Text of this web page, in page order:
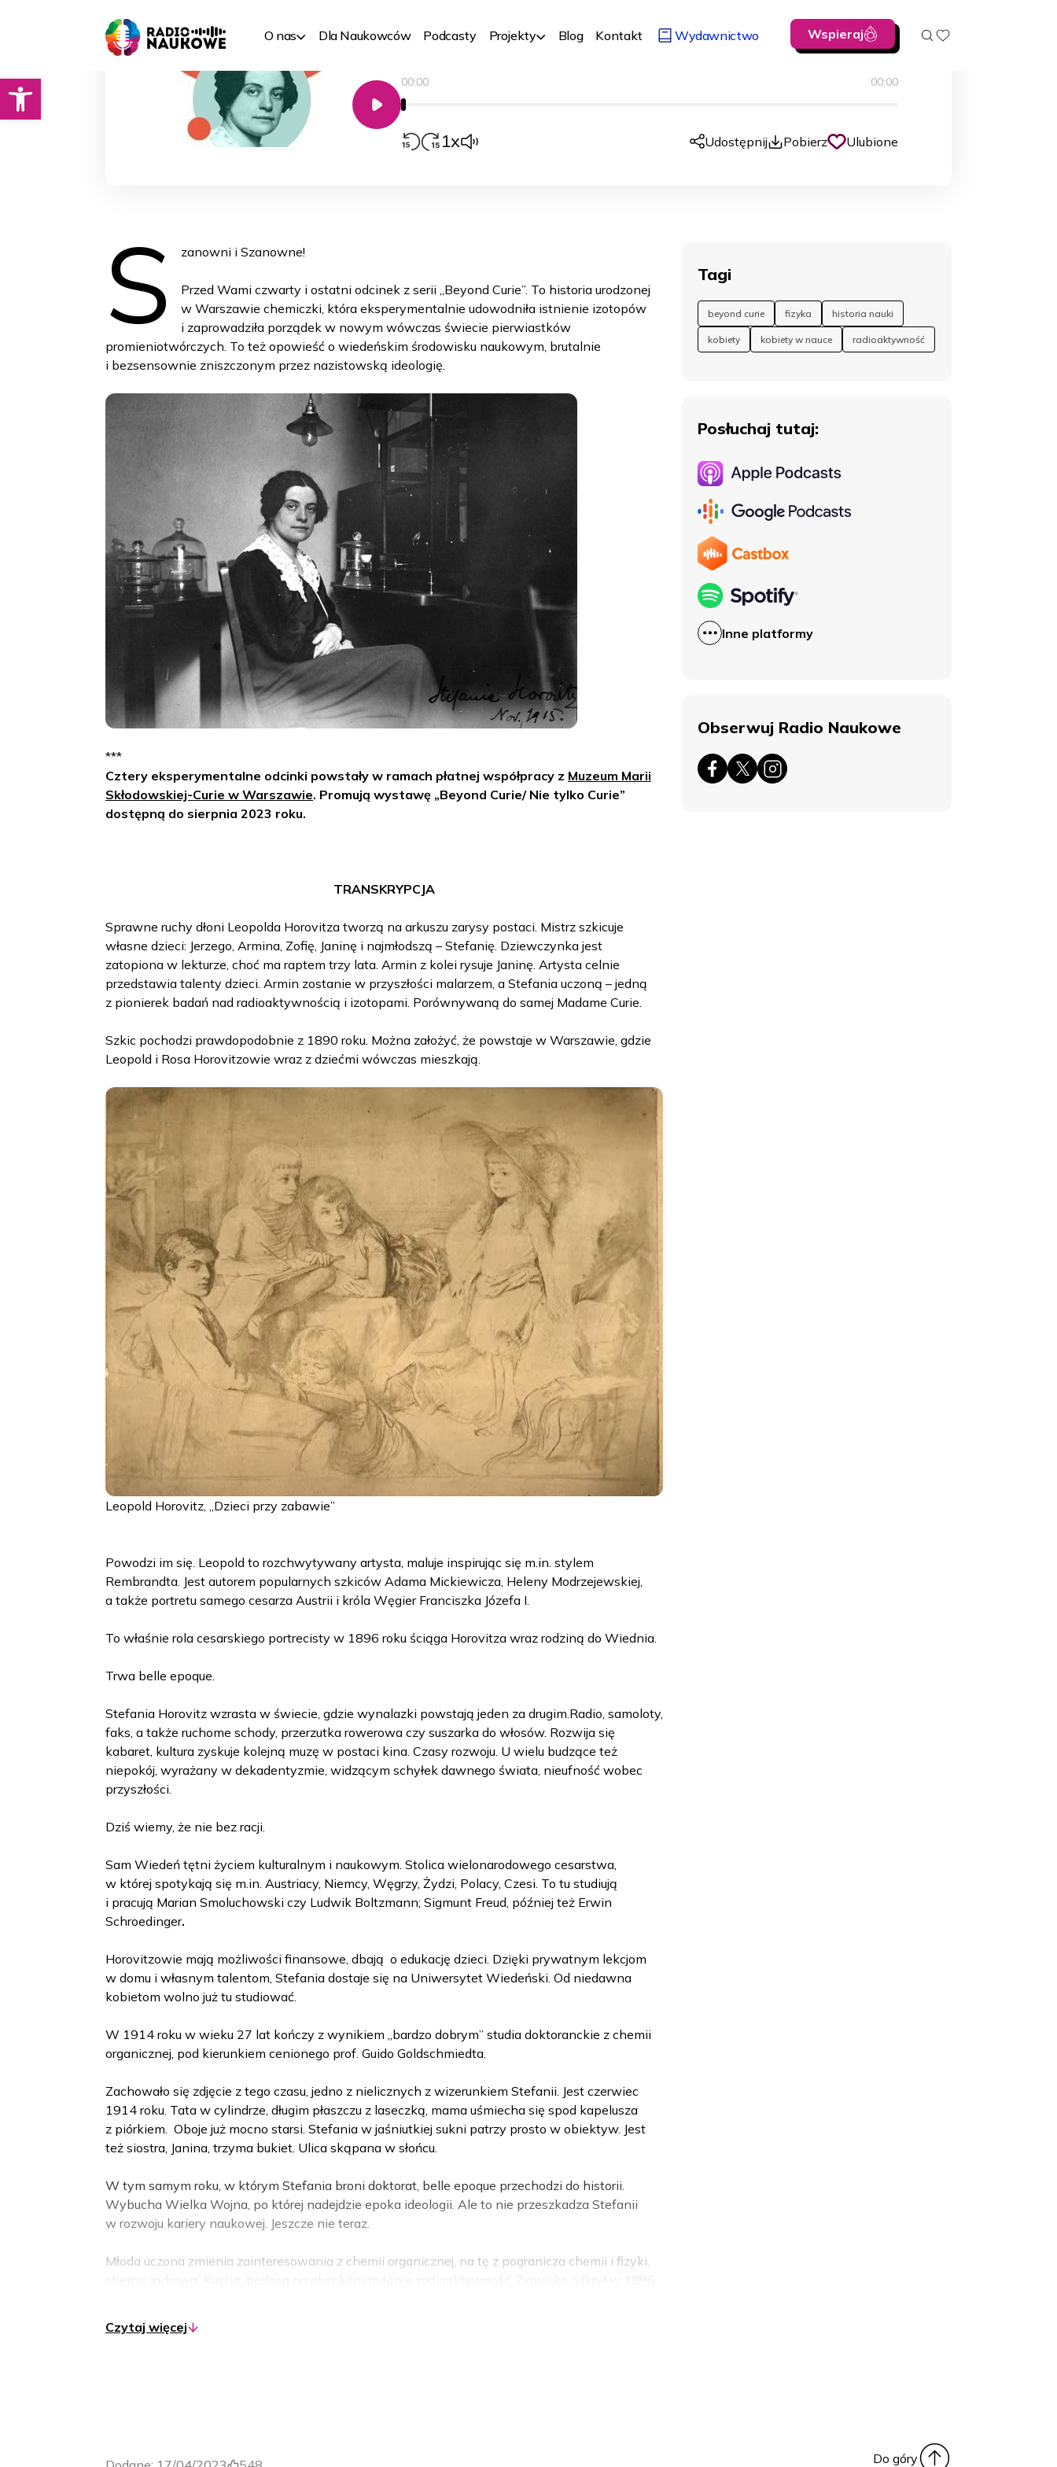
Otwórz pasek narzędzi
O nas Dla Naukowców Podcasty Projekty Blog Kontakt Wydawnictwo Wspieraj
Seria
16/01/2024
Beyond CurieBiologia, medycyna, chemiaCzłowiek
Fizyka i astronomia
00:00 00:00
Odtwarzacz
1x Udostępnij Pobierz Ulubione
S zanowni i Szanowne!
Przed Wami czwarty i ostatni odcinek z serii „Beyond Curie”. To historia urodzonej
w Warszawie chemiczki, która eksperymentalnie udowodniła istnienie izotopów
i zaprowadziła porządek w nowym wówczas świecie pierwiastków
promieniotwórczych. To też opowieść o wiedeńskim środowisku naukowym, brutalnie
i bezsensownie zniszczonym przez nazistowską ideologię.
***
Cztery eksperymentalne odcinki powstały w ramach płatnej współpracy z Muzeum Marii
Skłodowskiej-Curie w Warszawie. Promują wystawę „Beyond Curie/ Nie tylko Curie”
dostępną do sierpnia 2023 roku.
TRANSKRYPCJA
Sprawne ruchy dłoni Leopolda Horovitza tworzą na arkuszu zarysy postaci. Mistrz szkicuje
własne dzieci: Jerzego, Armina, Zofię, Janinę i najmłodszą – Stefanię. Dziewczynka jest
zatopiona w lekturze, choć ma raptem trzy lata. Armin z kolei rysuje Janinę. Artysta celnie
przedstawia talenty dzieci. Armin zostanie w przyszłości malarzem, a Stefania uczoną – jedną
z pionierek badań nad radioaktywnością i izotopami. Porównywaną do samej Madame Curie.
Szkic pochodzi prawdopodobnie z 1890 roku. Można założyć, że powstaje w Warszawie, gdzie
Leopold i Rosa Horovitzowie wraz z dziećmi wówczas mieszkają.
Leopold Horovitz, „Dzieci przy zabawie”
Powodzi im się. Leopold to rozchwytywany artysta, maluje inspirując się m.in. stylem
Rembrandta. Jest autorem popularnych szkiców Adama Mickiewicza, Heleny Modrzejewskiej,
a także portretu samego cesarza Austrii i króla Węgier Franciszka Józefa I.
To właśnie rola cesarskiego portrecisty w 1896 roku ściąga Horovitza wraz rodziną do Wiednia.
Trwa belle epoque.
Stefania Horovitz wzrasta w świecie, gdzie wynalazki powstają jeden za drugim.Radio, samoloty,
faks, a także ruchome schody, przerzutka rowerowa czy suszarka do włosów. Rozwija się
kabaret, kultura zyskuje kolejną muzę w postaci kina. Czasy rozwoju. U wielu budzące też
niepokój, wyrażany w dekadentyzmie, widzącym schyłek dawnego świata, nieufność wobec
przyszłości.
Dziś wiemy, że nie bez racji.
Sam Wiedeń tętni życiem kulturalnym i naukowym. Stolica wielonarodowego cesarstwa,
w której spotykają się m.in. Austriacy, Niemcy, Węgrzy, Żydzi, Polacy, Czesi. To tu studiują
i pracują Marian Smoluchowski czy Ludwik Boltzmann; Sigmunt Freud, później też Erwin
Schroedinger.
Horovitzowie mają możliwości finansowe, dbają o edukację dzieci. Dzięki prywatnym lekcjom
w domu i własnym talentom, Stefania dostaje się na Uniwersytet Wiedeński. Od niedawna
kobietom wolno już tu studiować.
W 1914 roku w wieku 27 lat kończy z wynikiem „bardzo dobrym” studia doktoranckie z chemii
organicznej, pod kierunkiem cenionego prof. Guido Goldschmiedta.
Zachowało się zdjęcie z tego czasu, jedno z nielicznych z wizerunkiem Stefanii. Jest czerwiec
1914 roku. Tata w cylindrze, długim płaszczu z laseczką, mama uśmiecha się spod kapelusza
z piórkiem. Oboje już mocno starsi. Stefania w jaśniutkiej sukni patrzy prosto w obiektyw. Jest
też siostra, Janina, trzyma bukiet. Ulica skąpana w słońcu.
W tym samym roku, w którym Stefania broni doktorat, belle epoque przechodzi do historii.
Wybucha Wielka Wojna, po której nadejdzie epoka ideologii. Ale to nie przeszkadza Stefanii
w rozwoju kariery naukowej. Jeszcze nie teraz.
Młoda uczona zmienia zainteresowania z chemii organicznej, na tę z pogranicza chemii i fizyki,
chemię jądrową. Kusi ją, będąca na absolutnym topie, radioaktywność. Zjawisko odkrył w 1896
cała trójka otrzymuje Nagrodę Nobla z fizyki za badania nad promieniotwórczością. Ferment.
Czytaj więcej
Do góry
Tagi
beyond curie fizyka historia nauki
kobiety kobiety w nauce radioaktywność
Posłuchaj tutaj:
Inne platformy
Obserwuj Radio Naukowe